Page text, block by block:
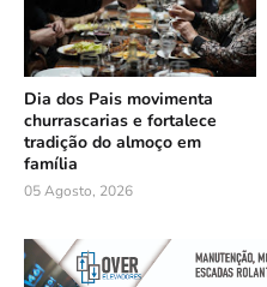
Dia dos Pais movimenta
churrascarias e fortalece
tradição do almoço em
família
05 Agosto, 2026